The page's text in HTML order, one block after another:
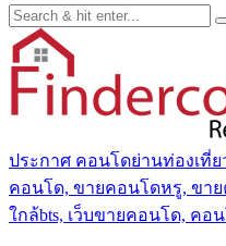
ประกาศ คอนโดย่านท่องเที่
คอนโด, ขายคอนโดหรู, ขา
ใกล้bts, เว็บขายคอนโด, คอ